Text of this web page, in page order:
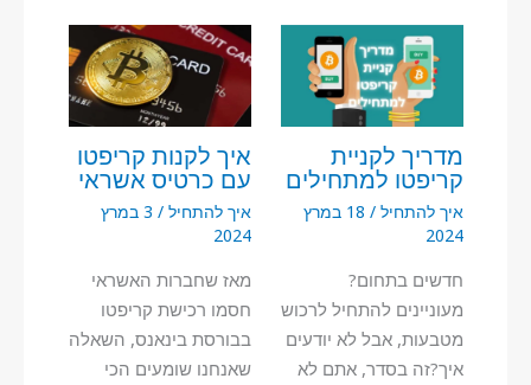
מדריך לקניית
קריפטו למתחילים
איך להתחיל /
18 במרץ
2024
חדשים בתחום?
מעוניינים להתחיל לרכוש
מטבעות, אבל לא יודעים
איך?זה בסדר, אתם לא
איך לקנות קריפטו
עם כרטיס אשראי
איך להתחיל /
3 במרץ
2024
מאז שחברות האשראי
חסמו רכישת קריפטו
בבורסת בינאנס, השאלה
שאנחנו שומעים הכי